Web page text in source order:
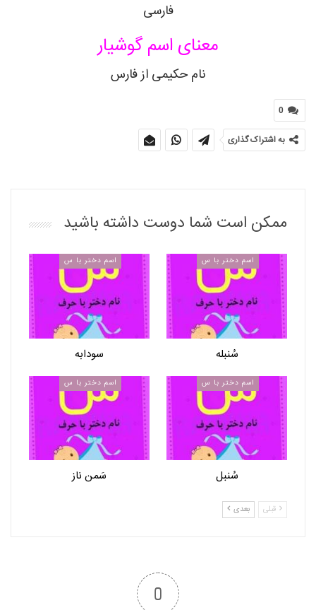
فارسی
معنای اسمگوشیار
نام حکیمی از فارس
0
به اشتراک گذاری
ممکن است شما دوست داشته باشید
اسم دختر با س
سُنبله
اسم دختر با س
سودابه
اسم دختر با س
سُنبل
اسم دختر با س
سَمن ناز
قبلی بعدی
0